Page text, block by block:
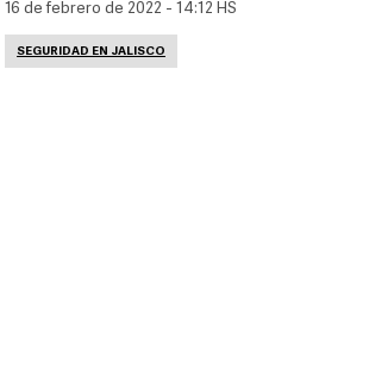
16 de febrero de 2022 - 14:12 HS
SEGURIDAD EN JALISCO